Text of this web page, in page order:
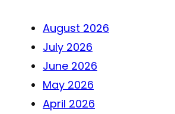
August 2026
July 2026
June 2026
May 2026
April 2026